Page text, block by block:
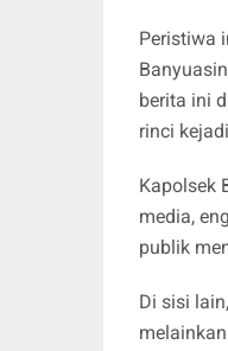
Peristiwa
berita ini
rinci
Kapolsek
media,
publik
Di sisi